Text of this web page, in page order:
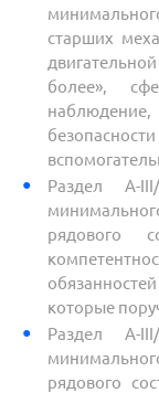
старших
более»,
Раздел A-
рядового
которые
Раздел A-
рядового